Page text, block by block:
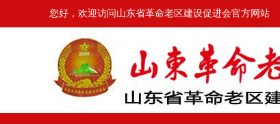
您好，欢迎访问山东省革命老区建设促进会官方网站